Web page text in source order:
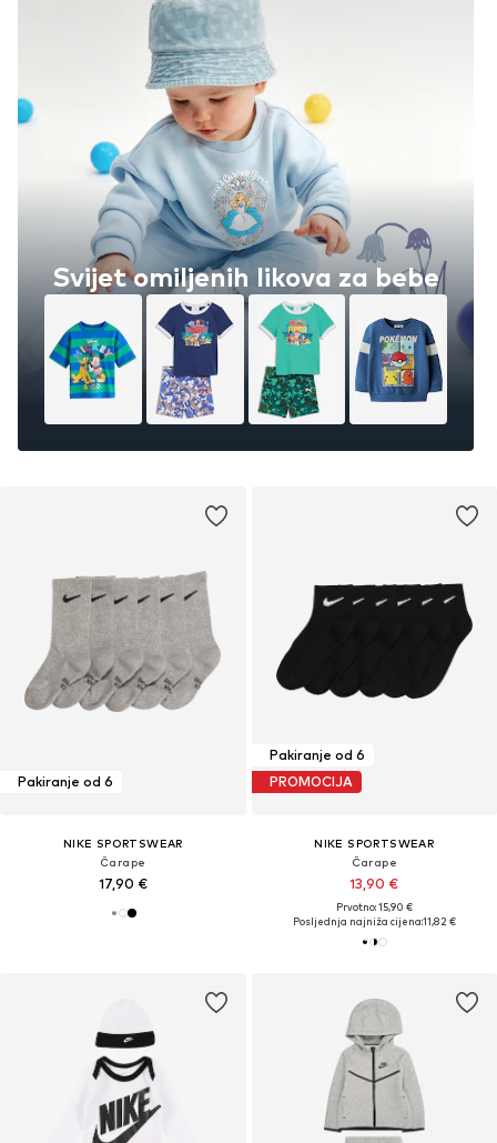
Svijet omiljenih likova za bebe
Pakiranje od 6
NIKE SPORTSWEAR
Čarape
17,90 €
Pakiranje od 6
PROMOCIJA
NIKE SPORTSWEAR
Čarape
13,90 €
Prvotno: 15,90 €
Posljednja najniža cijena:11,82 €